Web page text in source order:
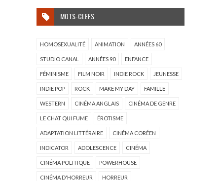
MOTS-CLEFS
HOMOSEXUALITÉ ANIMATION ANNÉES 60
STUDIO CANAL ANNÉES 90 ENFANCE
FÉMINISME FILM NOIR INDIE ROCK JEUNESSE
INDIE POP ROCK MAKE MY DAY FAMILLE
WESTERN CINÉMA ANGLAIS CINÉMA DE GENRE
LE CHAT QUI FUME ÉROTISME
ADAPTATION LITTÉRAIRE CINÉMA CORÉEN
INDICATOR ADOLESCENCE CINÉMA
CINÉMA POLITIQUE POWERHOUSE
CINÉMA D'HORREUR HORREUR